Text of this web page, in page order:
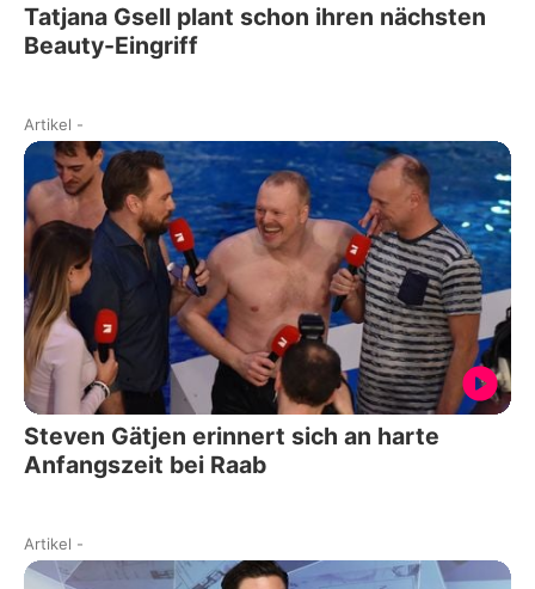
Tatjana Gsell plant schon ihren nächsten
Beauty-Eingriff
Artikel -
Steven Gätjen erinnert sich an harte
Anfangszeit bei Raab
Artikel -